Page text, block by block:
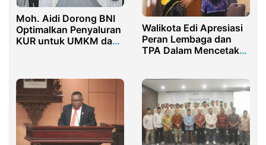
Moh. Aidi Dorong BNI
Optimalkan Penyaluran
KUR untuk UMKM dan
Walikota Edi Apresiasi
Peran Lembaga dan
TPA Dalam Mencetak